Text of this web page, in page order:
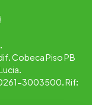
Cobeca Piso PB
3003500. Rif: